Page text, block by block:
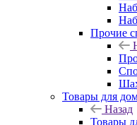
Прочие
Товары для
Назад
Товары